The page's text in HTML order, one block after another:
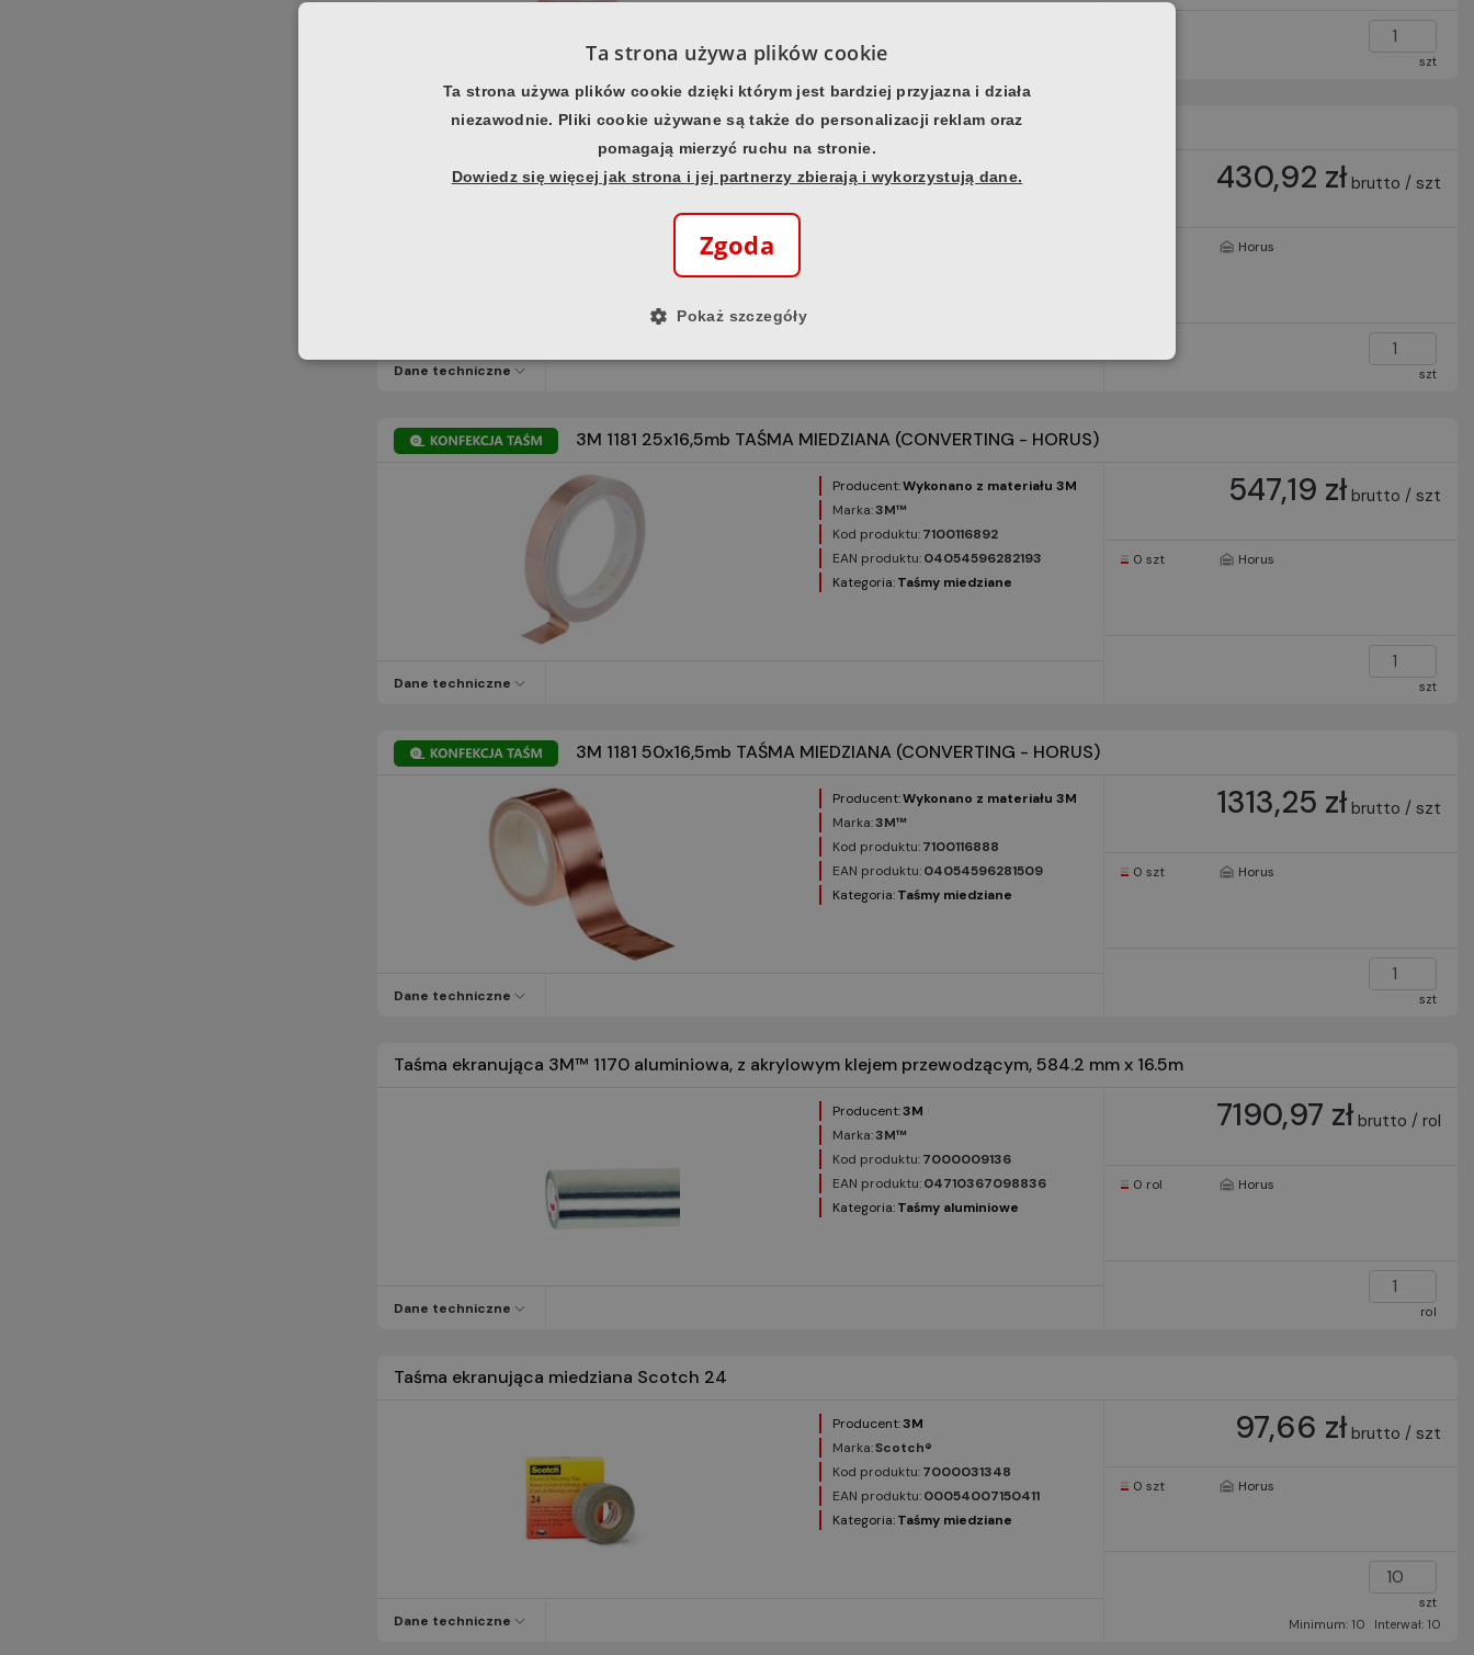
szt
3M 1181 19x16,5mb TAŚMA MIEDZIANA (CONVERTING - HORUS)
Producent:Wykonano z materiału 3M
Dane techniczne
430,92 zł brutto / szt
Horus
szt
3M 1181 25x16,5mb TAŚMA MIEDZIANA (CONVERTING - HORUS)
Producent:Wykonano z materiału 3M
Marka:3M™
Kod produktu:7100116892
EAN produktu:04054596282193
Kategoria:Taśmy miedziane
Dane techniczne
547,19 zł brutto / szt
0 szt Horus
szt
3M 1181 50x16,5mb TAŚMA MIEDZIANA (CONVERTING - HORUS)
Producent:Wykonano z materiału 3M
Marka:3M™
Kod produktu:7100116888
EAN produktu:04054596281509
Kategoria:Taśmy miedziane
Dane techniczne
1313,25 zł brutto / szt
0 szt Horus
szt
Taśma ekranująca 3M™ 1170 aluminiowa, z akrylowym klejem przewodzącym, 584.2 mm x 16.5m
Producent:3M
Marka:3M™
Kod produktu:7000009136
EAN produktu:04710367098836
Kategoria:Taśmy aluminiowe
Dane techniczne
7190,97 zł brutto / rol
0 rol Horus
rol
Taśma ekranująca miedziana Scotch 24
Producent:3M
Marka:Scotch®
Kod produktu:7000031348
EAN produktu:00054007150411
Kategoria:Taśmy miedziane
Dane techniczne
97,66 zł brutto / szt
0 szt Horus
szt
Minimum: 10
Interwał: 10
Ta strona używa plików cookie
Ta strona używa plików cookie dzięki którym jest bardziej przyjazna i działa
niezawodnie. Pliki cookie używane są także do personalizacji reklam oraz
pomagają mierzyć ruchu na stronie.
Dowiedz się więcej jak strona i jej partnerzy zbierają i wykorzystują dane.
Zgoda
Pokaż szczegóły